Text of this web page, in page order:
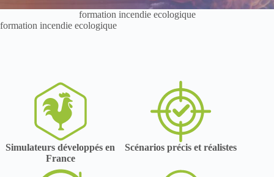
formation incendie ecologique
formation incendie ecologique
Simulateurs développés en
France
Scénarios précis et réalistes